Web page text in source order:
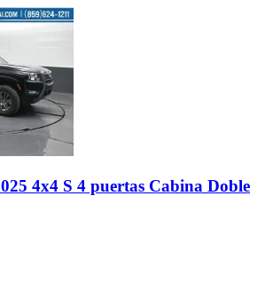
4x4 S 4 puertas Cabina Doble